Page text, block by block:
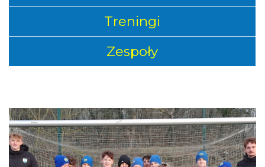
Treningi
Zespoły